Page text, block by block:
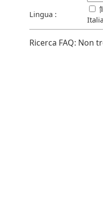
Lingua :